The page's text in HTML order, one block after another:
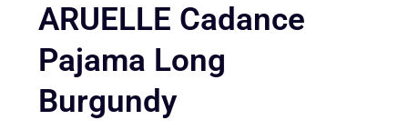
ARUELLE Cadance
Pajama Long
Burgundy